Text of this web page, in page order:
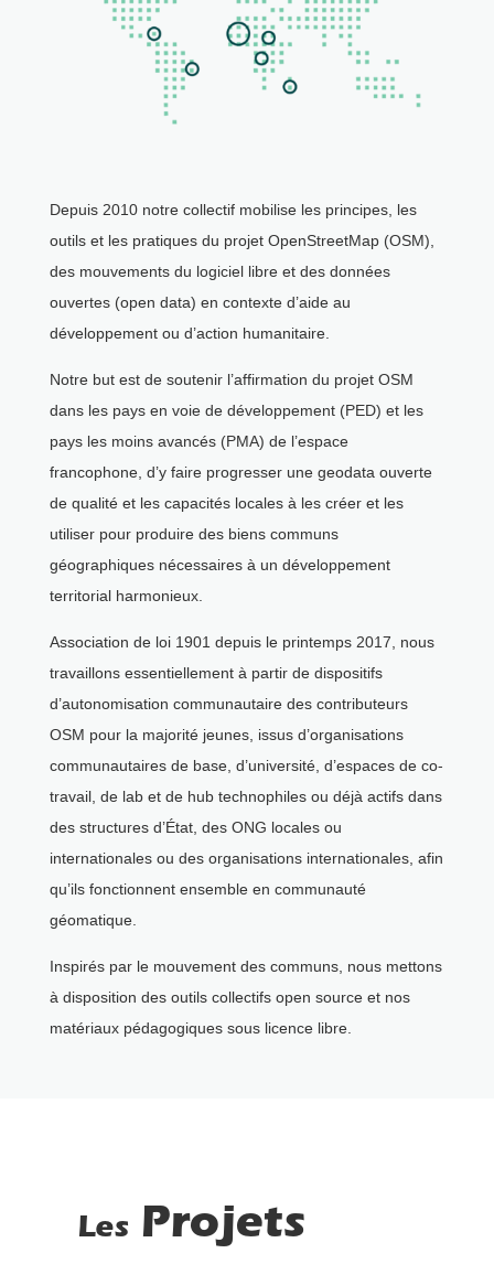
Depuis 2010 notre collectif mobilise les principes, les
outils et les pratiques du projet OpenStreetMap (OSM),
des mouvements du logiciel libre et des données
ouvertes (open data) en contexte d’aide au
développement ou d’action humanitaire.
Notre but est de soutenir l’affirmation du projet OSM
dans les pays en voie de développement (PED) et les
pays les moins avancés (PMA) de l’espace
francophone, d’y faire progresser une geodata ouverte
de qualité et les capacités locales à les créer et les
utiliser pour produire des biens communs
géographiques nécessaires à un développement
territorial harmonieux.
Association de loi 1901 depuis le printemps 2017, nous
travaillons essentiellement à partir de dispositifs
d’autonomisation communautaire des contributeurs
OSM pour la majorité jeunes, issus d’organisations
communautaires de base, d’université, d’espaces de co-
travail, de lab et de hub technophiles ou déjà actifs dans
des structures d’État, des ONG locales ou
internationales ou des organisations internationales, afin
qu’ils fonctionnent ensemble en communauté
géomatique.
Inspirés par le mouvement des communs, nous mettons
à disposition des outils collectifs open source et nos
matériaux pédagogiques sous licence libre.
Les Projets